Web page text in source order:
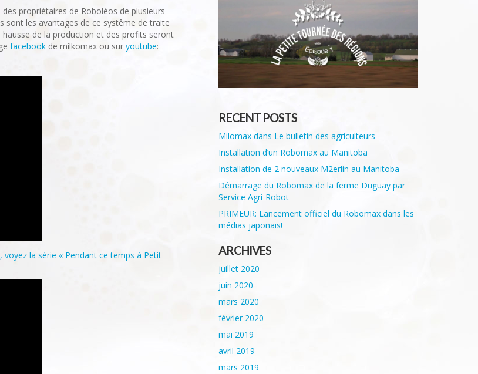
propriétaires de Roboléos de plusieurs
sont les avantages de ce systême de traite
de la production et des profits seront
facebook de milkomax ou sur youtube:
voyez la série « Pendant ce temps à Petit
RECENT POSTS
Milomax dans Le bulletin des agriculteurs
Installation d’un Robomax au Manitoba
Installation de 2 nouveaux M2erlin au Manitoba
Démarrage du Robomax de la ferme Duguay par
Service Agri-Robot
PRIMEUR: Lancement officiel du Robomax dans les
médias japonais!
ARCHIVES
juillet 2020
juin 2020
mars 2020
février 2020
mai 2019
avril 2019
mars 2019